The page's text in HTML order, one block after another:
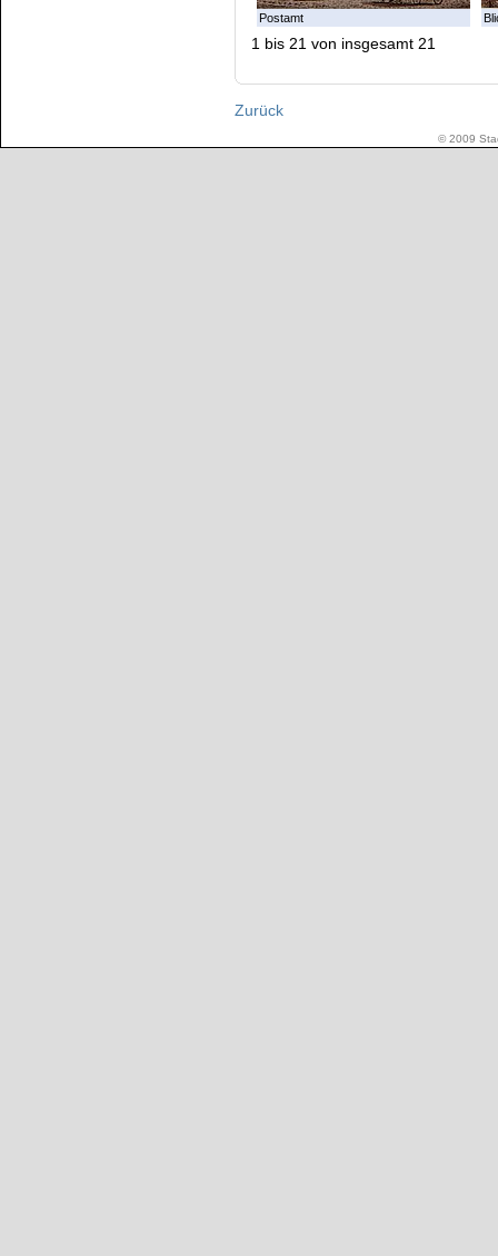
Postamt
1 bis 21 von insgesamt 21
Zurück
© 2009